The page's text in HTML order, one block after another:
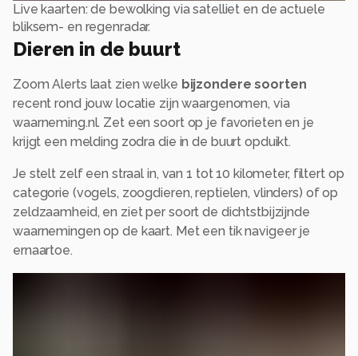
Live kaarten: de bewolking via satelliet en de actuele
bliksem- en regenradar.
Dieren in de buurt
Zoom Alerts laat zien welke bijzondere soorten
recent rond jouw locatie zijn waargenomen, via
waarneming.nl. Zet een soort op je favorieten en je
krijgt een melding zodra die in de buurt opduikt.
Je stelt zelf een straal in, van 1 tot 10 kilometer, filtert op
categorie (vogels, zoogdieren, reptielen, vlinders) of op
zeldzaamheid, en ziet per soort de dichtstbijzijnde
waarnemingen op de kaart. Met een tik navigeer je
ernaartoe.